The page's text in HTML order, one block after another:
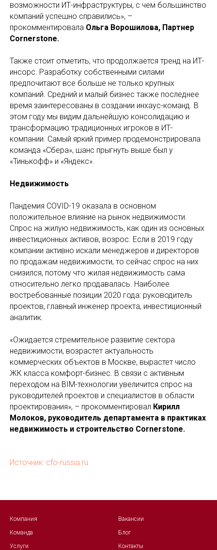
возможности ИТ-инфраструктуры, с чем большинство
компаний успешно справились», –
прокомментировала Ольга Ворошилова, Партнер
Cornerstone.
Также стоит отметить, что продолжается тренд на ИТ-
инсорс. Разработку собственными силами
предпочитают все больше не только крупных
компаний. Средний и малый бизнес также последнее
время заинтересованы в создании инхаус-команд. В
этом году мы видим дальнейшую консолидацию и
трансформацию традиционных игроков в ИТ-
компании. Самый яркий пример продемонстрировала
команда «Сбера», шанс прыгнуть выше был у
«Тинькофф» и «Яндекс».
Недвижимость
Пандемия COVID-19 оказала в основном
положительное влияние на рынок недвижимости.
Спрос на жилую недвижимость, как один из основных
инвестиционных активов, возрос. Если в 2019 году
компании активно искали менеджеров и директоров
по продажам недвижимости, то сейчас спрос на них
снизился, потому что жилая недвижимость сама
относительно легко продавалась. Наиболее
востребованные позиции 2020 года: руководитель
проектов, главный инженер проекта, инвестиционный
аналитик.
«Ожидается стремительное развитие сектора
недвижимости, возрастет актуальность
коммерческих объектов в Москве, вырастет число
ЖК класса комфорт-бизнес. В связи с активным
переходом на BIM-технологии увеличится спрос на
руководителей проектов и специалистов в области
проектирования», – прокомментировал Кирилл
Молоков, руководитель департамента в практиках
недвижимость и строительство Cornerstone.
Источник: cfo-russia.ru
Компания
Команда
Услуги
Вакансии
Блог
Контакты